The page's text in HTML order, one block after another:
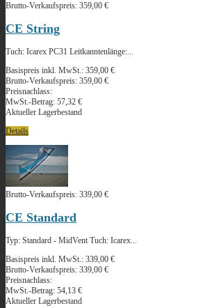
Brutto-Verkaufspreis: 359,00 €
CE String
Tuch: Icarex PC31 Leitkanntenlänge:...
Basispreis inkl. MwSt.: 359,00 €
Brutto-Verkaufspreis: 359,00 €
Preisnachlass:
MwSt.-Betrag: 57,32 €
Aktueller Lagerbestand
Details
Brutto-Verkaufspreis: 339,00 €
CE Standard
Typ: Standard - MidVent Tuch: Icarex...
Basispreis inkl. MwSt.: 339,00 €
Brutto-Verkaufspreis: 339,00 €
Preisnachlass:
MwSt.-Betrag: 54,13 €
Aktueller Lagerbestand